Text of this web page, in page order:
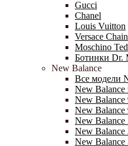
Gucci
Chanel
Louis Vuitton
Versace
Moschino
Ботинки Dr.
New Balance
Все модели
New Balance
New
New Balance
New Balance
New Balance
New Balance